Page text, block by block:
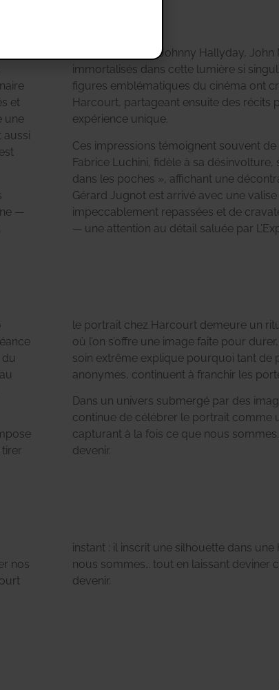
et
une
aussi
—
Carole Bouquet, Johnny Hallyday, John
immortalisés dans cette lumière si
figures emblématiques du cinéma ont
Harcourt, partageant ensuite des récits
expérience unique.
Ces impressions témoignent souvent
Fabrice Luchini, fidèle à sa désinvolture,
dans les poches », affichant une
Gérard Jugnot est arrivé avec une
impeccablement repassées et de
— une attention au détail saluée par
le portrait chez Harcourt demeure un
où l’on s’offre une image faite pour
soin extrême explique pourquoi tant de
anonymes, continuent à franchir les
Dans un univers submergé par des
continue de célébrer le portrait comme
capturant à la fois ce que nous
devenir.
nos
à
devenir.